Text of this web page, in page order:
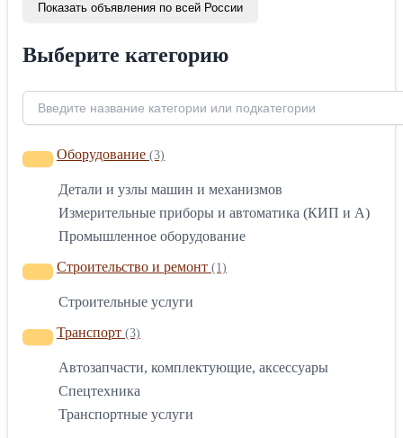
Показать объявления по всей России
Выберите категорию
Оборудование (3)
Детали и узлы машин и механизмов
Измерительные приборы и автоматика (КИП и А)
Промышленное оборудование
Строительство и ремонт (1)
Строительные услуги
Транспорт (3)
Автозапчасти, комплектующие, аксессуары
Спецтехника
Транспортные услуги